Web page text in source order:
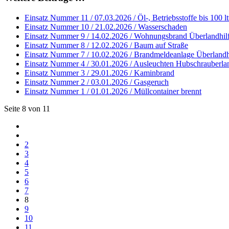
Einsatz Nummer 11 / 07.03.2026 / Öl-, Betriebsstoffe bis 100
Einsatz Nummer 10 / 21.02.2026 / Wasserschaden
Einsatz Nummer 9 / 14.02.2026 / Wohnungsbrand
Einsatz Nummer 8 / 12.02.2026 / Baum auf Straße
Einsatz Nummer 7 / 10.02.2026 / Brandmeldeanlage
Einsatz Nummer 4 / 30.01.2026 / Ausleuchten
Einsatz Nummer 3 / 29.01.2026 / Kaminbrand
Einsatz Nummer 2 / 03.01.2026 / Gasgeruch
Einsatz Nummer 1 / 01.01.2026 / Müllcontainer brennt
Seite 8 von 11
2
3
4
5
6
7
8
9
10
11